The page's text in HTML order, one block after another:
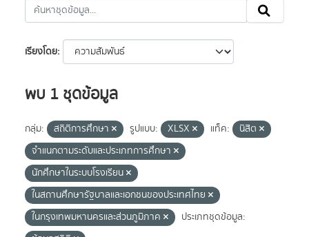
เรียงโดย
พบ 1 ชุดข้อมูล
กลุ่ม: สถิติการศึกษา รูปแบบ: XLSX แท็ค:
นิสิต
จำแนกตามระดับและประเภทการศึกษา
นักศึกษาในระบบโรงเรียน
ในสถานศึกษารัฐบาลและเอกชนของประเทศไทย
ในกรุงเทพมหานครและส่วนภูมิภาค
ประเภทชุดข้อมูล: